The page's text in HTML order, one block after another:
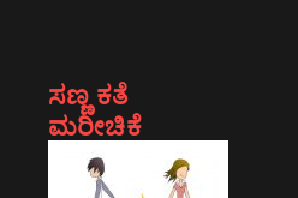
ಸಣ್ಣ ಕತೆ
ಮರೀಚಿಕೆ